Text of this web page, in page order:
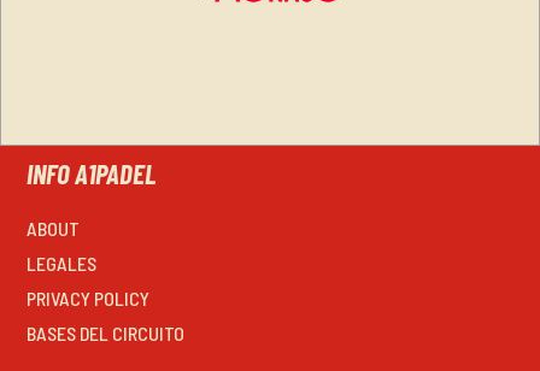
INFO A1PADEL
ABOUT
LEGALES
PRIVACY POLICY
BASES DEL CIRCUITO